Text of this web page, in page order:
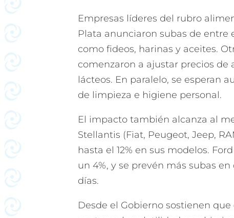
Empresas líderes del rubro
Plata anunciaron subas de entre
como fideos, harinas y aceites.
comenzaron a ajustar precios de
lácteos. En paralelo, se esperan
de limpieza e higiene personal.
El impacto también alcanza al
Stellantis (Fiat, Peugeot, Jeep,
hasta el 12% en sus modelos.
un 4%, y se prevén más subas
días.
Desde el Gobierno sostienen